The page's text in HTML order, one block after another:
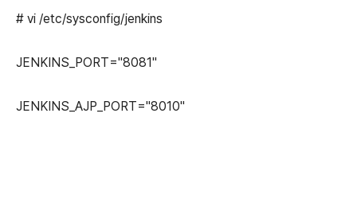
# vi /etc/sysconfig/jenkins
JENKINS_PORT="8081"
JENKINS_AJP_PORT="8010"